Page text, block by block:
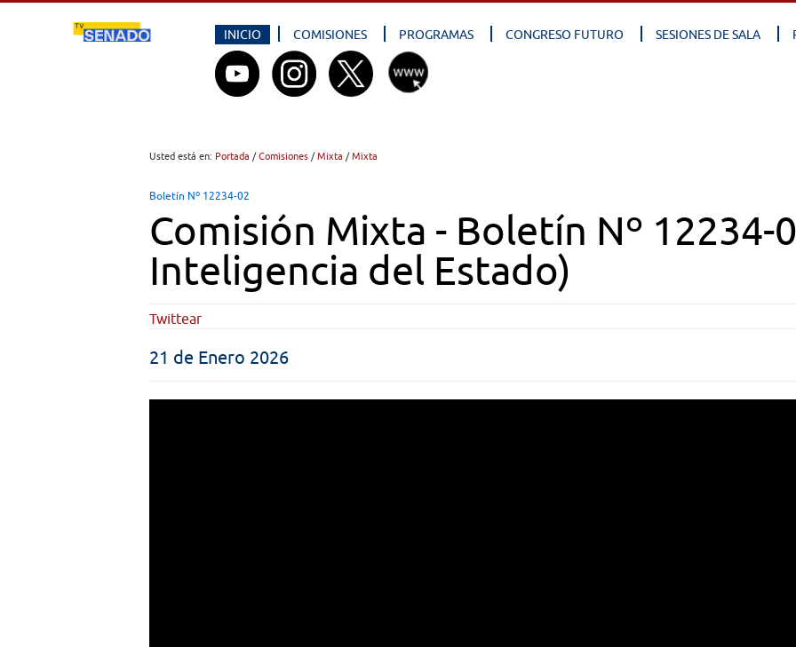
INICIO COMISIONES PROGRAMAS CONGRESO FUTURO SESIONES DE SALA
Usted está en: Portada /Comisiones /Mixta /Mixta
Boletín Nº 12234-02
Comisión Mixta - Boletín Nº 12234-
Inteligencia del Estado)
Twittear
21 de Enero 2026